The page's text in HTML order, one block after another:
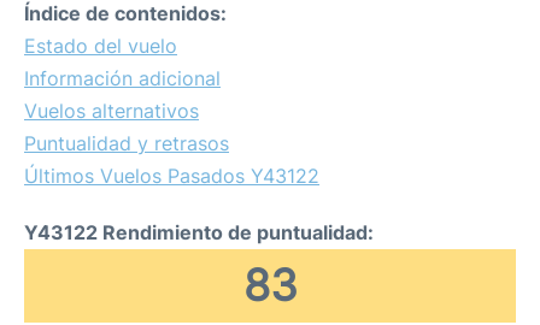
Índice de contenidos:
Estado del vuelo
Información adicional
Vuelos alternativos
Puntualidad y retrasos
Últimos Vuelos Pasados Y43122
Y43122 Rendimiento de puntualidad:
83